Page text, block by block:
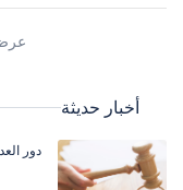
عرض 1 - 1 إلى 1
أخبار حديثة
دور